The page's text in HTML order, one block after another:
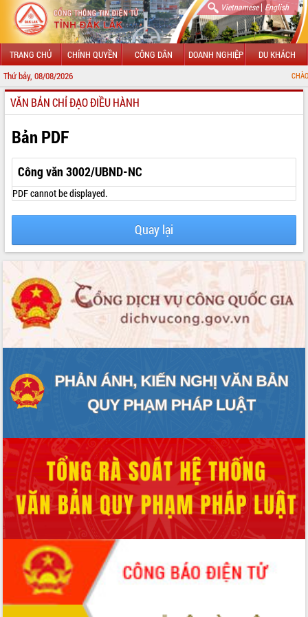
Vietnamese| English
TRANG CHỦ CHÍNH QUYỀN CÔNG DÂN DOANH NGHIỆP DU KHÁCH
Thứ bảy, 08/08/2026 CHÀO MỪNG
GIỚI THIỆU
LÃNH ĐẠO UBND TỈNH
TIN TỨC SỰ KIỆN
SỞ, BAN, NGÀNH
UBND CÁC XÃ, PHƯỜNG
THÔNG TIN CHỈ ĐẠO ĐIỀU HÀNH
VĂN BẢN HĐND TỈNH
ĐIỂM TIN VĂN BẢN
VĂN BẢN CHỈ ĐẠO ĐIỀU HÀNH
Bản PDF
Công văn 3002/UBND-NC
PDF cannot be displayed.
Quay lại